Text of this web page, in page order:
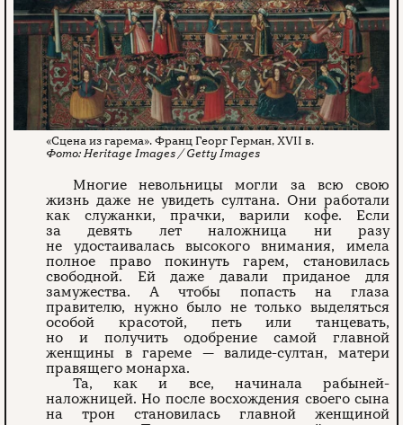
«Сцена из гарема». Франц Георг Герман, XVII в.
Heritage Images / Getty Images
Многие невольницы могли за всю свою
жизнь даже не увидеть султана. Они работали
как служанки, прачки, варили кофе. Если
за девять лет наложница ни разу
не удостаивалась высокого внимания, имела
полное право покинуть гарем, становилась
свободной. Ей даже давали приданое для
замужества. А чтобы попасть на глаза
правителю, нужно было не только выделяться
особой красотой, петь или танцевать,
но и получить одобрение самой главной
женщины в гареме — валиде-султан, матери
правящего монарха.
Та, как и все, начинала рабыней-
наложницей. Но после восхождения своего сына
на трон становилась главной женщиной